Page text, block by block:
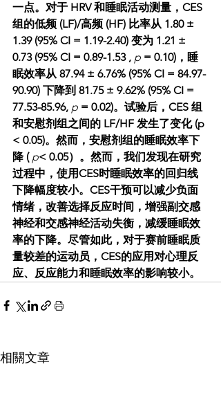
一点。对于 HRV 和睡眠活动测量，CES
组的低频 (LF)/高频 (HF) 比率从 1.80 ±
1.39 (95% CI = 1.19-2.40) 变为 1.21 ±
0.73 (95% CI = 0.89-1.53 , p = 0.10)，睡
眠效率从 87.94 ± 6.76% (95% CI = 84.97-
90.90) 下降到 81.75 ± 9.62% (95% CI =
77.53-85.96, p = 0.02)。试验后，CES 组
和安慰剂组之间的 LF/HF 发生了变化 (p
< 0.05)。然而，安慰剂组的睡眠效率下
降 ( p< 0.05）。然而，我们发现在研究
过程中，使用CES时睡眠效率的回归线
下降幅度较小。CES干预可以减少负面
情绪，改善选择反应时间，增强副交感
神经和交感神经活动失衡，减缓睡眠效
率的下降。尽管如此，对于赛前睡眠质
量较差的运动员，CES的应用对心理反
应、反应能力和睡眠效率的影响较小。
相關文章